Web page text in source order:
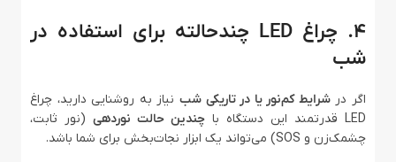
4. چراغ LED چندحالته برای استفاده در
شب
اگر درشرایط کم‌نور یا در تاریکی شب نیاز به روشنایی دارید، چراغ
LED قدرتمند این دستگاه با
چندین حالت نوردهی (نور ثابت،
چشمک‌زن و SOS) می‌تواند یک ابزار نجات‌بخش برای شما باشد.